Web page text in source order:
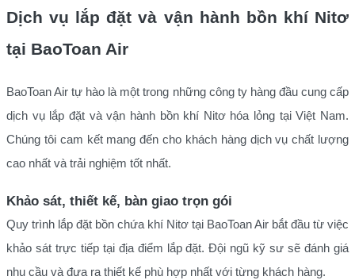
Dịch vụ lắp đặt và vận hành bồn khí Nitơ
tại BaoToan Air
BaoToan Air tự hào là một trong những công ty hàng đầu cung cấp
dịch vụ lắp đặt và vận hành bồn khí Nitơ hóa lỏng tại Việt Nam.
Chúng tôi cam kết mang đến cho khách hàng dịch vụ chất lượng
cao nhất và trải nghiệm tốt nhất.
Khảo sát, thiết kế, bàn giao trọn gói
Quy trình lắp đặt bồn chứa khí Nitơ tại BaoToan Air bắt đầu từ việc
khảo sát trực tiếp tại địa điểm lắp đặt. Đội ngũ kỹ sư sẽ đánh giá
nhu cầu và đưa ra thiết kế phù hợp nhất với từng khách hàng.